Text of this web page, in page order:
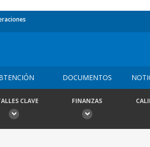
DOCUMENTOS
CLAVE FINANZAS